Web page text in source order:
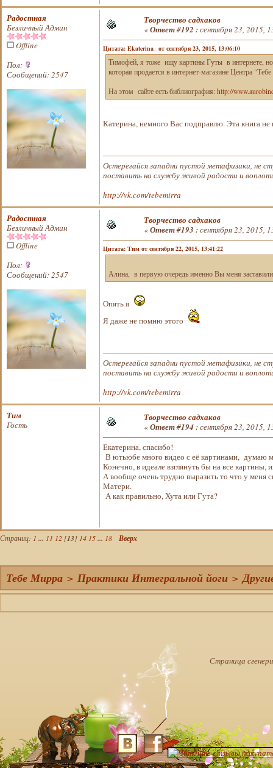
Радостная
Безличный Админ
Offline
Пол:
Сообщений: 2547
Творчество садхаков
«Ответ #192 :сентября 23, 2015,
Цитата: Ekaterina_ от сентября 23, 2015, 13:06:10
Тимофей, я тоже ищу картины Гуты в интернете, но
которая продается в интернет-магазине Центра
На этом сайте есть библиография: http://
Катерина, немного Вас подправлю. Эта книга
Остерегайся западни пустой метафизики, не
поставить на службу живой радости и
http://vk.com/tebemirra
Радостная
Безличный Админ
Offline
Пол:
Сообщений: 2547
Творчество садхаков
«Ответ #193 :сентября 23, 2015,
Цитата: Тим от сентября 22, 2015, 13:41:22
Алина, в первую очередь именно Вы меня
Опять я
Я даже не помню этого
Остерегайся западни пустой метафизики, не
поставить на службу живой радости и
http://vk.com/tebemirra
Тим
Гость
Творчество садхаков
«Ответ #194 :сентября 23, 2015,
Екатерина, спасибо!
В ютьюбе много видео с её картинами, думаю
Конечно, в идеале взглянуть бы на все картины,
А вообще очень трудно выразить то что у меня
Матери.
А как правильно, Хута или Гута?
Страниц: 1 ... 11 12 [13] 14 15... 18 Вверх
Тебе Мирра > Практики Интегральной йоги >
Страница